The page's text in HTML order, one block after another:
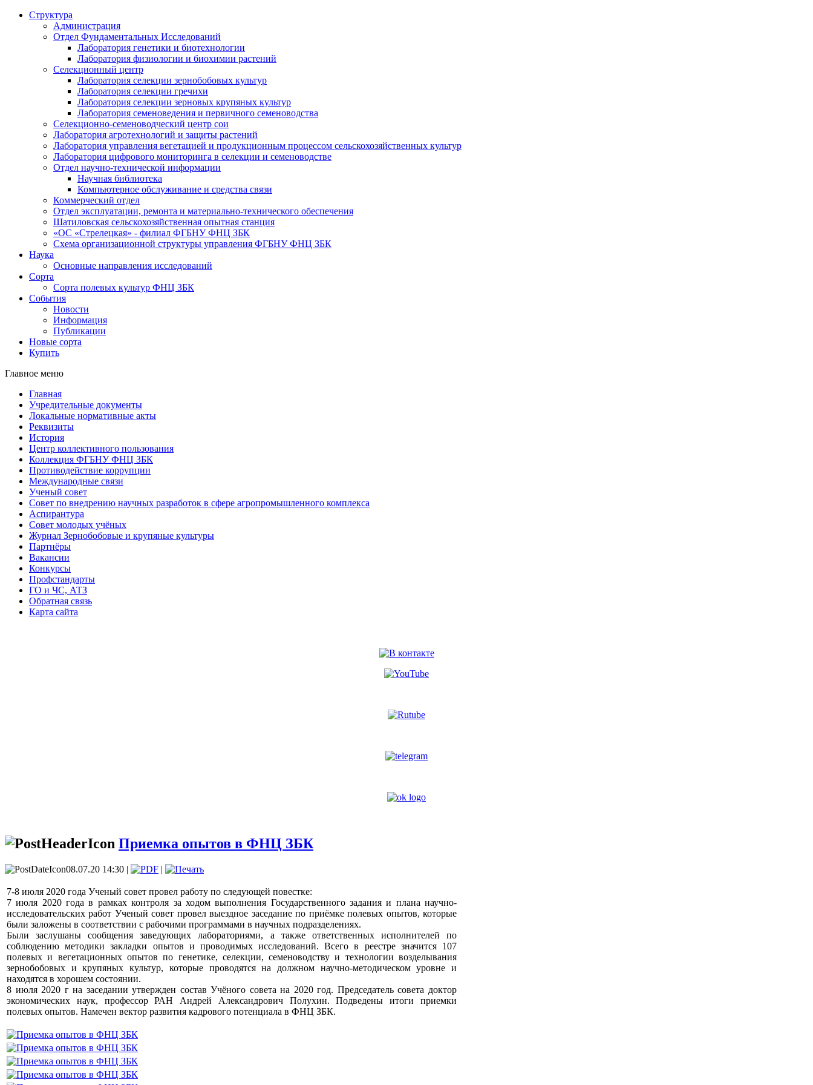
Структура
Администрация
Отдел Фундаментальных Исследований
Лаборатория генетики и биотехнологии
Лаборатория физиологии и биохимии растений
Селекционный центр
Лаборатория селекции зернобобовых культур
Лаборатория селекции гречихи
Лаборатория селекции зерновых крупяных культур
Лаборатория семеноведения и первичного семеноводства
Селекционно-семеноводческий центр сои
Лаборатория агротехнологий и защиты растений
Лаборатория управления вегетацией и продукционным процессом сельскохозяйственных культур
Лаборатория цифрового мониторинга в селекции и семеноводстве
Отдел научно-технической информации
Научная библиотека
Компьютерное обслуживание и средства связи
Коммерческий отдел
Отдел эксплуатации, ремонта и материально-технического обеспечения
Шатиловская сельскохозяйственная опытная станция
«ОС «Стрелецкая» - филиал ФГБНУ ФНЦ ЗБК
Схема организационной структуры управления ФГБНУ ФНЦ ЗБК
Наука
Основные направления исследований
Сорта
Сорта полевых культур ФНЦ ЗБК
События
Новости
Информация
Публикации
Новые сорта
Купить
Главное меню
Главная
Учредительные документы
Локальные нормативные акты
Реквизиты
История
Центр коллективного пользования
Коллекция ФГБНУ ФНЦ ЗБК
Противодействие коррупции
Международные связи
Ученый совет
Совет по внедрению научных разработок в сфере агропромышленного комплекса
Аспирантура
Совет молодых учёных
Журнал Зернобобовые и крупяные культуры
Партнёры
Вакансии
Конкурсы
Профстандарты
ГО и ЧС, АТЗ
Обратная связь
Карта сайта
Приемка опытов в ФНЦ ЗБК
08.07.20 14:30 | |
7-8 июля 2020 года Ученый совет провел работу по следующей повестке:
7 июля 2020 года в рамках контроля за ходом выполнения Государственного задания и плана научно-
исследовательских работ Ученый совет провел выездное заседание по приёмке полевых опытов, которые
были заложены в соответствии с рабочими программами в научных подразделениях.
Были заслушаны сообщения заведующих лабораториями, а также ответственных исполнителей по
соблюдению методики закладки опытов и проводимых исследований. Всего в реестре значится 107
полевых и вегетационных опытов по генетике, селекции, семеноводству и технологии возделывания
зернобобовых и крупяных культур, которые проводятся на должном научно-методическом уровне и
находятся в хорошем состоянии.
8 июля 2020 г на заседании утвержден состав Учёного совета на 2020 год. Председатель совета доктор
экономических наук, профессор РАН Андрей Александрович Полухин. Подведены итоги приемки
полевых опытов. Намечен вектор развития кадрового потенциала в ФНЦ ЗБК.